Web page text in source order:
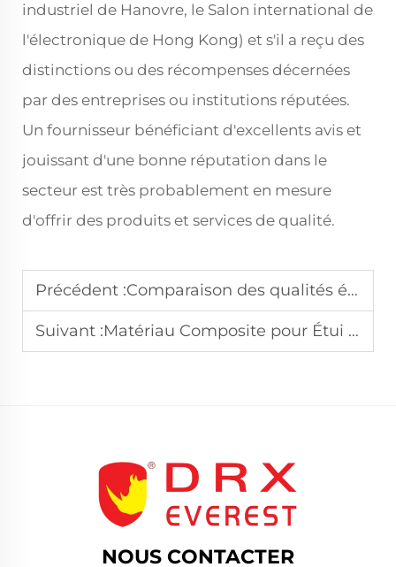
industriel de Hanovre, le Salon international de
l'électronique de Hong Kong) et s'il a reçu des
distinctions ou des récompenses décernées
par des entreprises ou institutions réputées.
Un fournisseur bénéficiant d'excellents avis et
jouissant d'une bonne réputation dans le
secteur est très probablement en mesure
d'offrir des produits et services de qualité.
Précédent :Comparaison des qualités étanches des caisses rotomoulées
Suivant :Matériau Composite pour Étui Rigide Démystifié : Mythes contre Réalités
NOUS CONTACTER